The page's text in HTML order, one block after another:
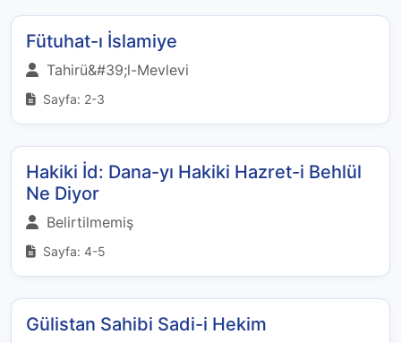
Fütuhat-ı İslamiye
Tahirü&#39;l-Mevlevi
Sayfa: 2-3
Hakiki İd: Dana-yı Hakiki Hazret-i Behlül
Ne Diyor
Belirtilmemiş
Sayfa: 4-5
Gülistan Sahibi Sadi-i Hekim